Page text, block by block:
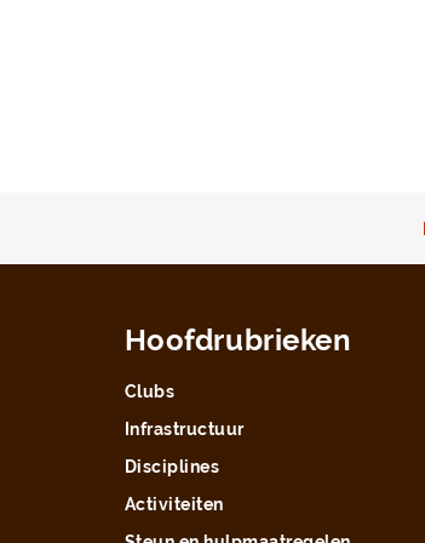
Hoofdrubrieken
Clubs
Infrastructuur
Disciplines
Activiteiten